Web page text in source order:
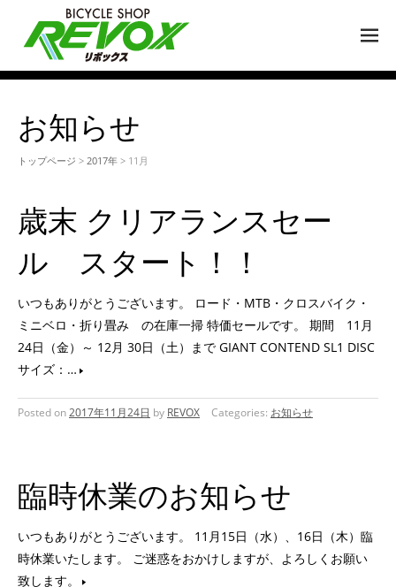
U
お知らせ
トップページ > 2017年 > 11月
歳末 クリアランスセー
ル スタート！！
いつもありがとうございます。 ロード・MTB・クロスバイク・
ミニベロ・折り畳み の在庫一掃 特価セールです。 期間 11月
24日（金）～ 12月 30日（土）まで GIANT CONTEND SL1 DISC
サイズ：…
Posted on2017年11月24日 by REVOX Categories: お知らせ
臨時休業のお知らせ
いつもありがとうございます。 11月15日（水）、16日（木）臨
時休業いたします。 ご迷惑をおかけしますが、よろしくお願い
致します。